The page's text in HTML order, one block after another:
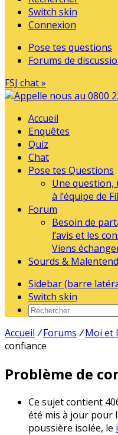
Switch skin
Connexion
Pose tes questions
Forums de
FSJ chat »
Accueil
Enquêtes
Quiz
Chat
Pose tes Questions
Une question,
à l’équipe de
Forum
Besoin de
l’avis et les
Viens
Sourds &
Sidebar (barre
Switch skin
Accueil / Forums / Moi et
confiance
Problème de
Ce sujet contient
été mis à jour pour
poussière isolée, le